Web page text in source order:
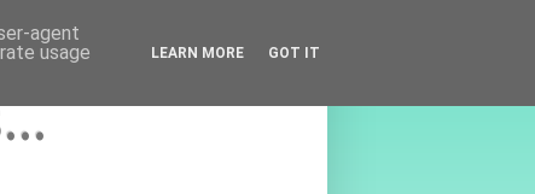
agent
usage
LEARN MORE GOT IT